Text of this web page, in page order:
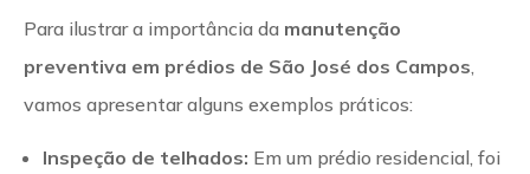
Para ilustrar a importância da manutenção
preventiva em prédios de São José dos Campos
vamos apresentar alguns exemplos práticos:
Inspeção de telhados: Em um prédio residencial, foi